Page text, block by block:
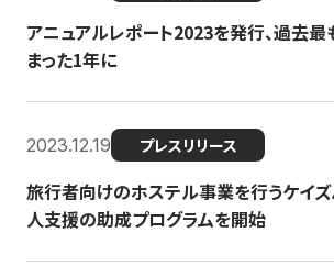
アニュアルレポート2023を発行、過去
まった1年に
2023.12.19 プレスリリース
旅行者向けのホステル事業を行うケイ
人支援の助成プログラムを開始